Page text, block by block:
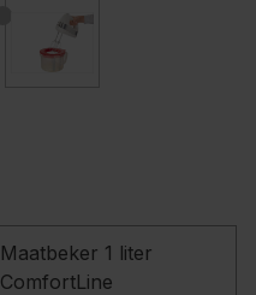
Maatbeker 1 liter
ComfortLine